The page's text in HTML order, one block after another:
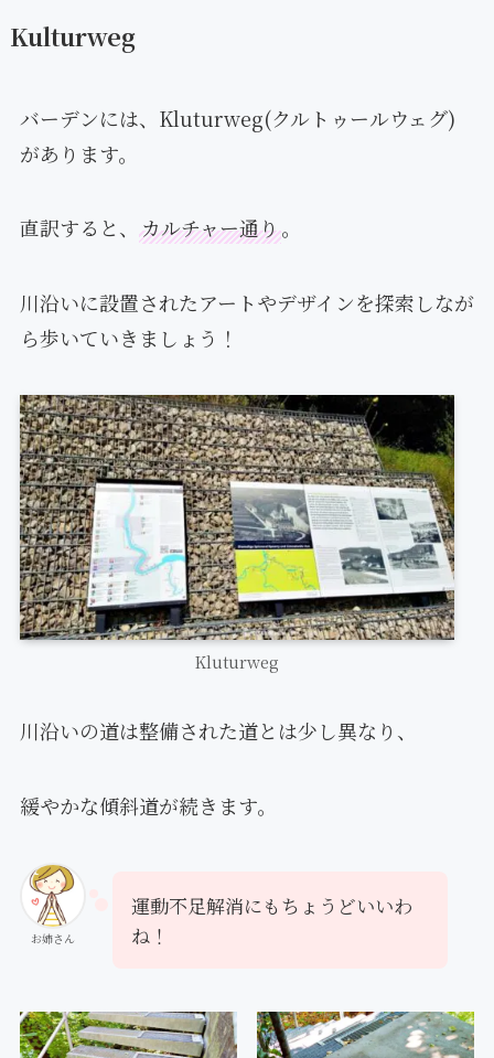
Kulturweg
バーデンには、Kluturweg(クルトゥールウェグ)
があります。
直訳すると、 カルチャー通り。
川沿いに設置されたアートやデザインを探索しなが
ら歩いていきましょう！
Kluturweg
川沿いの道は整備された道とは少し異なり、
緩やかな傾斜道が続きます。
お姉さん
運動不足解消にもちょうどいいわ
ね！